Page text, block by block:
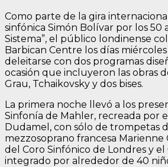
Como parte de la gira
sinfónica Simón Bolívar por los 50
Sistema”, el público londinense
Barbican Centre los días miércoles
deleitarse con dos programas
ocasión que incluyeron las obras
Grau, Tchaikovsky y dos bises.
La primera noche llevó a los
Sinfonía de Mahler, recreada por
Dudamel, con sólo de trompetas
mezzosoprano francesa Marienne
del Coro Sinfónico de Londres y el
integrado por alrededor de 40